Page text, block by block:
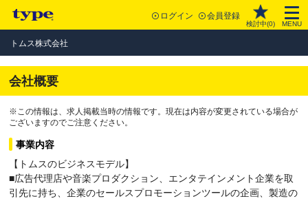
ログイン 会員登録
検討中(0) MENU
トムス株式会社
会社概要
※この情報は、求人掲載当時の情報です。現在は内容が変更されている場合が
ございますのでご注意ください。
事業内容
【トムスのビジネスモデル】
■広告代理店や音楽プロダクション、エンタテインメント企業を取
引先に持ち、企業のセールスプロモーションツールの企画、製造の